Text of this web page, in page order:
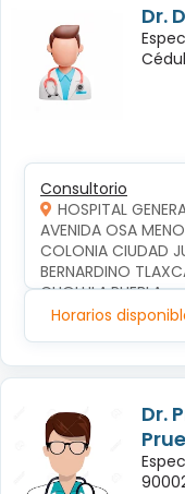
Dr.
Consultorio
HOSPITAL
AVENIDA OSA
COLONIA CIUDAD
BERNARDINO
CHOLULA,PUEBLA
Horarios
Dr.